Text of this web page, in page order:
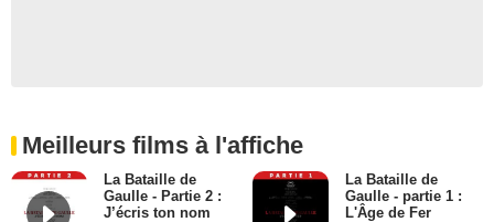
Meilleurs films à l'affiche
La Bataille de
Gaulle - Partie 2 :
J’écris ton nom
La Bataille de
Gaulle - partie 1 :
L'Âge de Fer